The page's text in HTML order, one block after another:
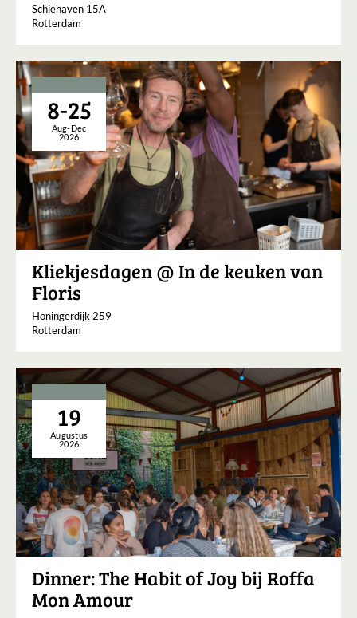
Schiehaven 15A
Rotterdam
8-25
Aug-Dec
2026
Kliekjesdagen @ In de keuken van
Floris
Honingerdijk 259
Rotterdam
19
Augustus
2026
Dinner: The Habit of Joy bij Roffa
Mon Amour